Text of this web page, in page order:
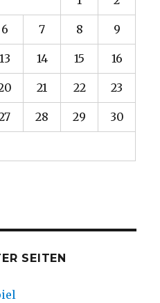
6 7 8 9
13 14 15 16
21 22 23
28 29 30
SEITEN